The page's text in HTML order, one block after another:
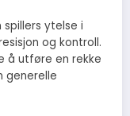
ytelse i
og kontroll.
å utføre en rekke
generelle